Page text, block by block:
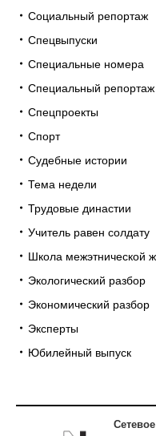
Социальный репортаж
Спецвыпуски
Специальные номера
Специальный репортаж
Спецпроекты
Спорт
Судебные истории
Тема недели
Трудовые династии
Учитель равен солдату
Школа межэтнической
Экологический разбор
Экономический разбор
Эксперты
Юбилейный выпуск